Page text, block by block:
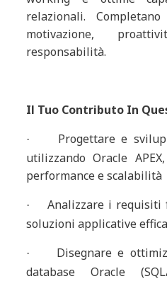
relazionali.
motivazione,
responsabilità.
Il Tuo Contributo In
·
Progettare e
utilizzando Oracle
performance e scalabilità
·
Analizzare i
soluzioni applicative
·
Disegnare e
database Oracle